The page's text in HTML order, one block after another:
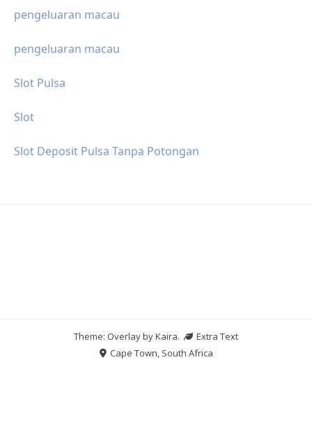
pengeluaran macau
pengeluaran macau
Slot Pulsa
Slot
Slot Deposit Pulsa Tanpa Potongan
Theme: Overlay byKaira.
Extra Text
Cape Town, South Africa